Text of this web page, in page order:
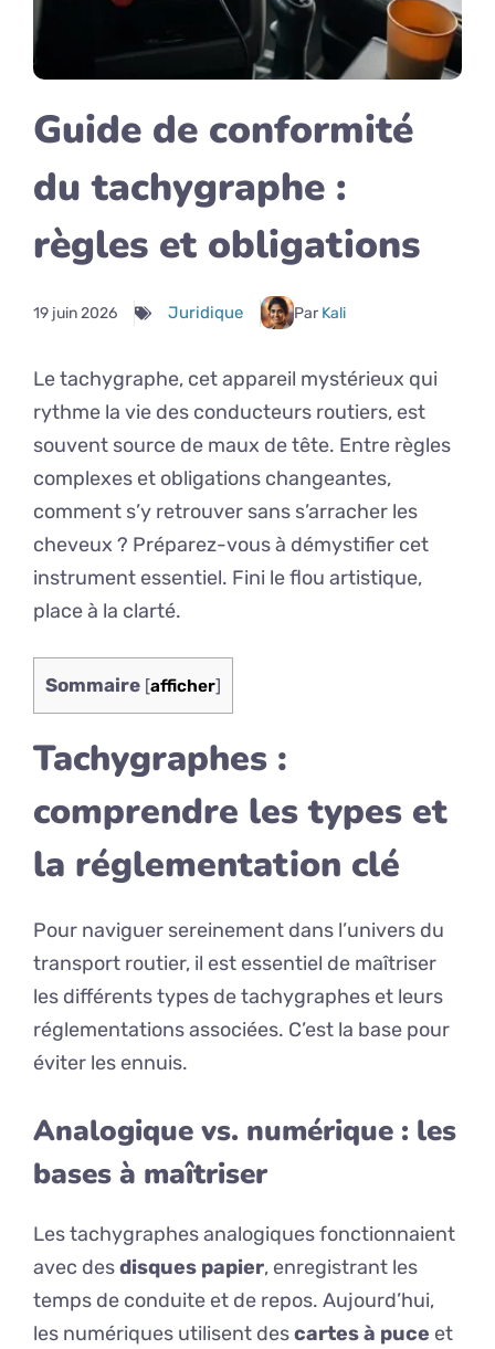
Guide de conformité
du tachygraphe :
règles et obligations
19 juin 2026 Juridique Par Kali
Le tachygraphe, cet appareil mystérieux qui
rythme la vie des conducteurs routiers, est
souvent source de maux de tête. Entre règles
complexes et obligations changeantes,
comment s’y retrouver sans s’arracher les
cheveux ? Préparez-vous à démystifier cet
instrument essentiel. Fini le flou artistique,
place à la clarté.
Sommaire [afficher]
Tachygraphes :
comprendre les types et
la réglementation clé
Pour naviguer sereinement dans l’univers du
transport routier, il est essentiel de maîtriser
les différents types de tachygraphes et leurs
réglementations associées. C’est la base pour
éviter les ennuis.
Analogique vs. numérique : les
bases à maîtriser
Les tachygraphes analogiques fonctionnaient
avec desdisques papier, enregistrant les
temps de conduite et de repos. Aujourd’hui,
les numériques utilisent descartes à puce et